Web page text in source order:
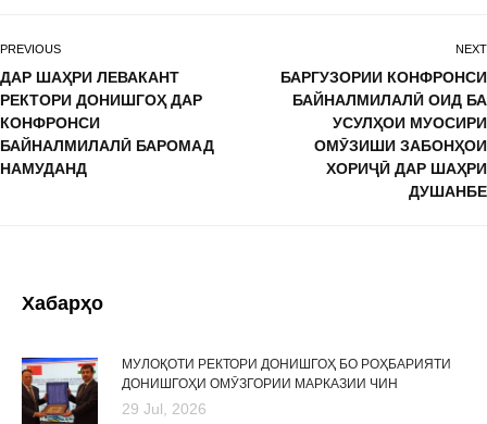
PREVIOUS
ДАР ШАҲРИ ЛЕВАКАНТ
РЕКТОРИ ДОНИШГОҲ ДАР
КОНФРОНСИ
БАЙНАЛМИЛАЛӢ БАРОМАД
НАМУДАНД
NEXT
БАРГУЗОРИИ КОНФРОНСИ
БАЙНАЛМИЛАЛӢ ОИД БА
УСУЛҲОИ МУОСИРИ
ОМӮЗИШИ ЗАБОНҲОИ
ХОРИҶӢ ДАР ШАҲРИ
ДУШАНБЕ
Хабарҳо
МУЛОҚОТИ РЕКТОРИ ДОНИШГОҲ БО РОҲБАРИЯТИ
ДОНИШГОҲИ ОМӮЗГОРИИ МАРКАЗИИ ЧИН
29 Jul, 2026